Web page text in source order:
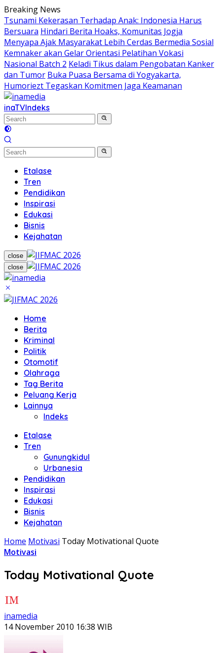
Skip
to
content
Breaking News
Tsunami Kekerasan Terhadap Anak: Indonesia Harus
Bersuara Hindari Berita Hoaks, Komunitas Jogja
Menyapa Ajak Masyarakat Lebih Cerdas Bermedia Sosial
Kemnaker akan Gelar Orientasi Pelatihan Vokasi
Nasional Batch 2 Keladi Tikus dalam Pengobatan Kanker
dan Tumor Buka Puasa Bersama di Yogyakarta,
Humoriezt Tegaskan Komitmen Jaga Keamanan
inaTVIndeks
Etalase
Tren
Pendidikan
Inspirasi
Edukasi
Bisnis
Kejahatan
close
close
Home
Berita
Kriminal
Politik
Otomotif
Olahraga
Tag Berita
Peluang Kerja
Lainnya
Indeks
Etalase
Tren
Gunungkidul
Urbanesia
Pendidikan
Inspirasi
Edukasi
Bisnis
Kejahatan
Home Motivasi Today Motivational Quote
Motivasi
Today Motivational Quote
inamedia
14 November 2010 16:38 WIB